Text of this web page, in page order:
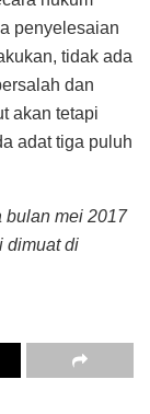
penyelesaian
tidak ada
dan
akan tetapi
adat tiga puluh
bulan mei 2017
dimuat di